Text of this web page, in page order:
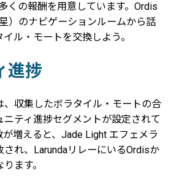
くの報酬を用意しています。Ordis
）のナビゲーションルームから話
ル・モートを交換しよう。
進捗
、収集したボラタイル・モートの合
ティ進捗セグメントが設定されて
増えると、Jade Light エフェメラ
れ、LarundaリレーにいるOrdisか
ます。